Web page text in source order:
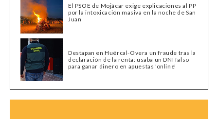
El PSOE de Mojácar exige explicaciones al PP
por la intoxicación masiva en la noche de San
Juan
Destapan en Huércal-Overa un fraude tras la
declaración de la renta: usaba un DNI falso
para ganar dinero en apuestas 'online'